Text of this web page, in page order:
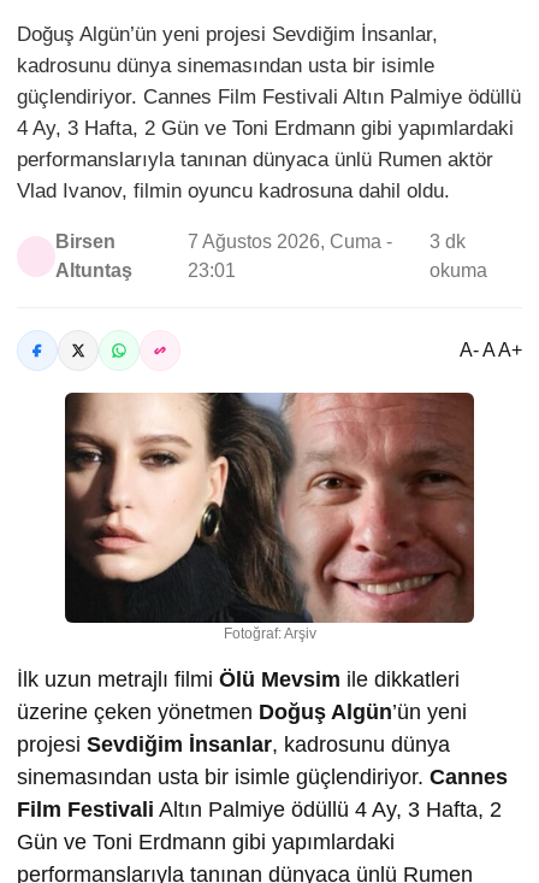
Doğuş Algün’ün yeni projesi Sevdiğim İnsanlar,
kadrosunu dünya sinemasından usta bir isimle
güçlendiriyor. Cannes Film Festivali Altın Palmiye ödüllü
4 Ay, 3 Hafta, 2 Gün ve Toni Erdmann gibi yapımlardaki
performanslarıyla tanınan dünyaca ünlü Rumen aktör
Vlad Ivanov, filmin oyuncu kadrosuna dahil oldu.
Birsen
Altuntaş
7 Ağustos 2026, Cuma -
23:01
3 dk
okuma
A- A A+
Fotoğraf: Arşiv
İlk uzun metrajlı filmi Ölü Mevsim ile dikkatleri
üzerine çeken yönetmen Doğuş Algün’ün yeni
projesi Sevdiğim İnsanlar, kadrosunu dünya
sinemasından usta bir isimle güçlendiriyor. Cannes
Film Festivali Altın Palmiye ödüllü 4 Ay, 3 Hafta, 2
Gün ve Toni Erdmann gibi yapımlardaki
performanslarıyla tanınan dünyaca ünlü Rumen